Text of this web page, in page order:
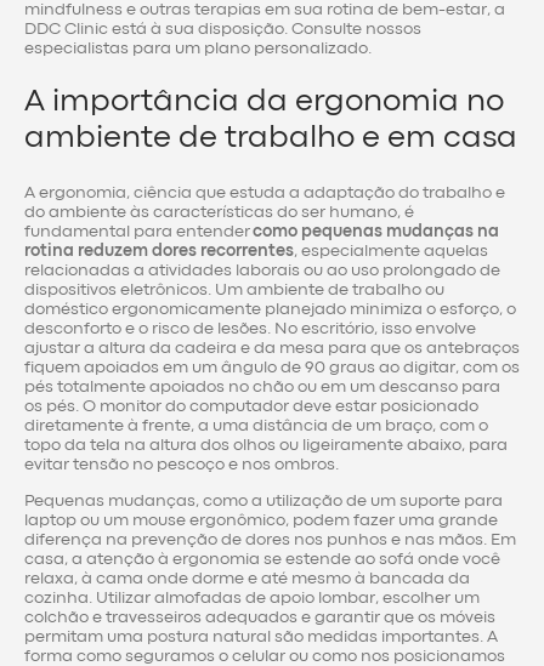
mindfulness e outras terapias em sua rotina de bem-estar, a
DDC Clinic está à sua disposição. Consulte nossos
especialistas para um plano personalizado.
A importância da ergonomia no
ambiente de trabalho e em casa
A ergonomia, ciência que estuda a adaptação do trabalho e
do ambiente às características do ser humano, é
fundamental para entendercomo pequenas mudanças na
rotina reduzem dores recorrentes, especialmente aquelas
relacionadas a atividades laborais ou ao uso prolongado de
dispositivos eletrônicos. Um ambiente de trabalho ou
doméstico ergonomicamente planejado minimiza o esforço, o
desconforto e o risco de lesões. No escritório, isso envolve
ajustar a altura da cadeira e da mesa para que os antebraços
fiquem apoiados em um ângulo de 90 graus ao digitar, com os
pés totalmente apoiados no chão ou em um descanso para
os pés. O monitor do computador deve estar posicionado
diretamente à frente, a uma distância de um braço, com o
topo da tela na altura dos olhos ou ligeiramente abaixo, para
evitar tensão no pescoço e nos ombros.
Pequenas mudanças, como a utilização de um suporte para
laptop ou um mouse ergonômico, podem fazer uma grande
diferença na prevenção de dores nos punhos e nas mãos. Em
casa, a atenção à ergonomia se estende ao sofá onde você
relaxa, à cama onde dorme e até mesmo à bancada da
cozinha. Utilizar almofadas de apoio lombar, escolher um
colchão e travesseiros adequados e garantir que os móveis
permitam uma postura natural são medidas importantes. A
forma como seguramos o celular ou como nos posicionamos